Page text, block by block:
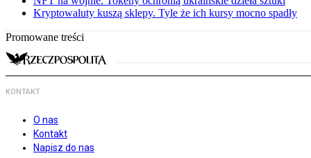
Kryptowaluty kuszą sklepy. Tyle że ich kursy mocno spadły
Promowane treści
KONTAKT
O nas
Kontakt
Napisz do nas